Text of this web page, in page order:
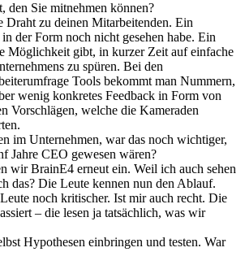
den Sie mitnehmen können?
Draht zu deinen Mitarbeitenden. Ein
der Form noch nicht gesehen habe. Ein
Möglichkeit gibt, in kurzer Zeit auf einfache
zu spüren. Bei den
Tools bekommt man Nummern,
wenig konkretes Feedback in Form von
Vorschlägen, welche die Kameraden
im Unternehmen, war das noch wichtiger,
Jahre CEO gewesen wären?
wir BrainE4 erneut ein. Weil ich auch sehen
das? Die Leute kennen nun den Ablauf.
noch kritischer. Ist mir auch recht. Die
– die lesen ja tatsächlich, was wir
Hypothesen einbringen und testen. War